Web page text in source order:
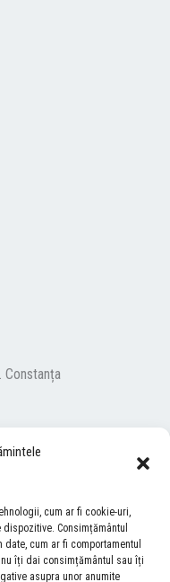
cum ar fi cookie-uri,
Consimțământul
cum ar fi comportamentul
îți dai consimțământul sau îți
asupra unor anumite
Constanța
I
s
t
a
g
Acces, care oferă